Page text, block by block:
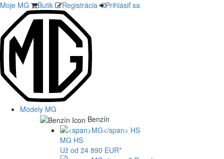
Moje MG Butik Registrácia Prihlásiť sa
Modely MG
Benzín
MG HS
Už od 24 890 EUR*